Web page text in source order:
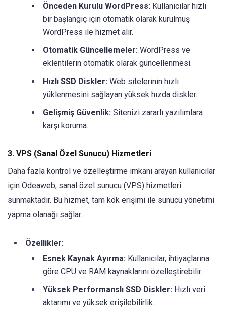
Önceden Kurulu WordPress: Kullanıcılar hızlı
bir başlangıç için otomatik olarak kurulmuş
WordPress ile hizmet alır.
Otomatik Güncellemeler: WordPress ve
eklentilerin otomatik olarak güncellenmesi.
Hızlı SSD Diskler: Web sitelerinin hızlı
yüklenmesini sağlayan yüksek hızda diskler.
Gelişmiş Güvenlik: Sitenizi zararlı yazılımlara
karşı koruma.
3. VPS (Sanal Özel Sunucu) Hizmetleri
Daha fazla kontrol ve özelleştirme imkanı arayan kullanıcılar
için Odeaweb, sanal özel sunucu (VPS) hizmetleri
sunmaktadır. Bu hizmet, tam kök erişimi ile sunucu yönetimi
yapma olanağı sağlar.
Özellikler:
Esnek Kaynak Ayırma: Kullanıcılar, ihtiyaçlarına
göre CPU ve RAM kaynaklarını özelleştirebilir.
Yüksek Performanslı SSD Diskler: Hızlı veri
aktarımı ve yüksek erişilebilirlik.